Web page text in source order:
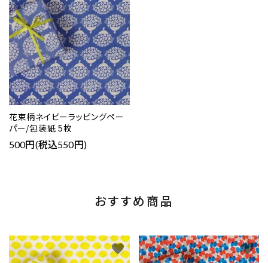
花束柄ネイビーラッピングペー
パー/包装紙 5枚
500円(税込550円)
おすすめ商品
favorite favorite